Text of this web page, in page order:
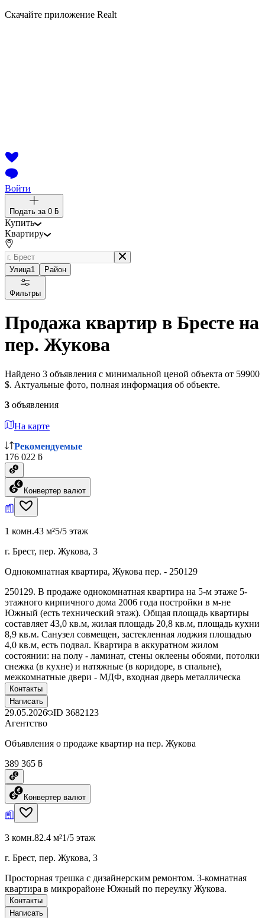
Скачайте приложение Realt
Войти
Подать за 0 ƃ
Купить
Квартиру
Улица1 Район
Фильтры
Продажа квартир в Бресте на
пер. Жукова
Найдено 3 объявления с минимальной ценой объекта от 59900
$. Актуальные фото, полная информация об объекте.
3 объявления
На карте
Рекомендуемые
176 022 ƃ
Конвертер валют
1 комн.43 м²5/5 этаж
г. Брест, пер. Жукова, 3
Однокомнатная квартира, Жукова пер. - 250129
250129. В продаже однокомнатная квартира на 5-м этаже 5-
этажного кирпичного дома 2006 года постройки в м-не
Южный (есть технический этаж). Общая площадь квартиры
составляет 43,0 кв.м, жилая площадь 20,8 кв.м, площадь кухни
8,9 кв.м. Санузел совмещен, застекленная лоджия площадью
4,0 кв.м, есть подвал. Квартира в аккуратном жилом
состоянии: на полу - ламинат, стены оклеены обоями, потолки
снежка (в кухне) и натяжные (в коридоре, в спальне),
межкомнатные двери - МДФ, входная дверь металлическа
Контакты
Написать
29.05.2026 ID 3682123
Агентство
Объявления о продаже квартир на пер. Жукова
389 365 ƃ
Конвертер валют
3 комн.82.4 м²1/5 этаж
г. Брест, пер. Жукова, 3
Просторная трешка с дизайнерским ремонтом. 3-комнатная
квартира в микрорайоне Южный по переулку Жукова.
Контакты
Написать